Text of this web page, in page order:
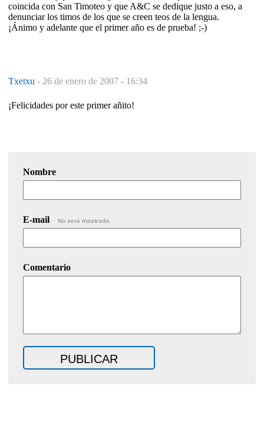
coincida con San Timoteo y que A&C se dedique justo a eso, a
denunciar los timos de los que se creen teos de la lengua.
¡Ánimo y adelante que el primer año es de prueba! ;-)
Txetxu - 26 de enero de 2007 - 16:34
¡Felicidades por este primer añito!
Nombre
E-mail No será mostrado.
Comentario